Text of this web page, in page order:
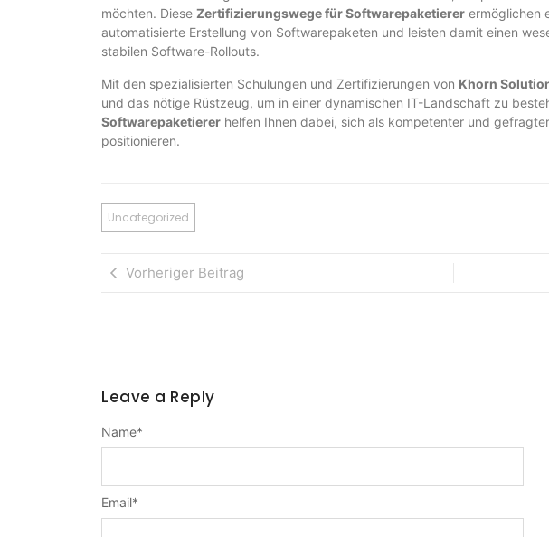
möchten. Diese Zertifizierungswege für Softwarepaketierer ermöglichen
automatisierte Erstellung von Softwarepaketen und leisten damit einen
stabilen Software-Rollouts.
Mit den spezialisierten Schulungen und Zertifizierungen von Khorn
und das nötige Rüstzeug, um in einer dynamischen IT-Landschaft zu
Softwarepaketierer helfen Ihnen dabei, sich als kompetenter und
positionieren.
Uncategorized
Vorheriger Beitrag
Leave a Reply
Name*
Email*